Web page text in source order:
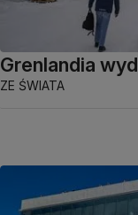
Grenlandia
ZE ŚWIATA